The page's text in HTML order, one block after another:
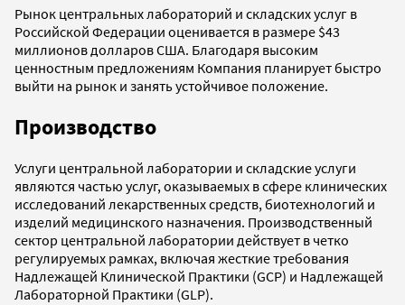
Рынок центральных лабораторий и складских услуг в
Российской Федерации оценивается в размере $43
миллионов долларов США. Благодаря высоким
ценностным предложениям Компания планирует быстро
выйти на рынок и занять устойчивое положение.
Производство
Услуги центральной лаборатории и складские услуги
являются частью услуг, оказываемых в сфере клинических
исследований лекарственных средств, биотехнологий и
изделий медицинского назначения. Производственный
сектор центральной лаборатории действует в четко
регулируемых рамках, включая жесткие требования
Надлежащей Клинической Практики (GCP) и Надлежащей
Лабораторной Практики (GLP).